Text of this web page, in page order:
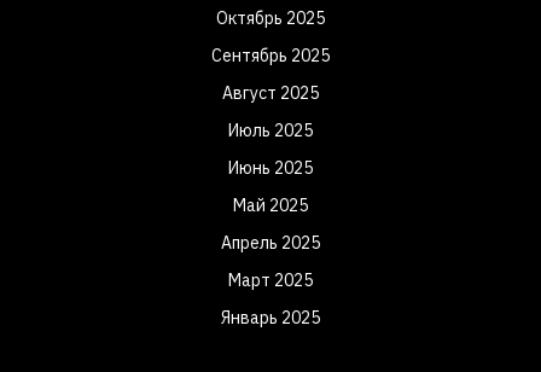
Октябрь 2025
Сентябрь 2025
Август 2025
Июль 2025
Июнь 2025
Май 2025
Апрель 2025
Март 2025
Январь 2025